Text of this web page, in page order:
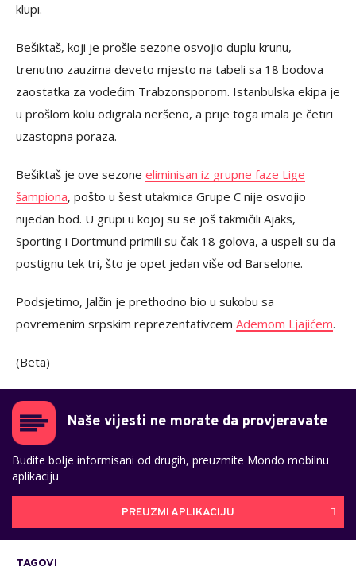
klupi.
Bešiktaš, koji je prošle sezone osvojio duplu krunu,
trenutno zauzima deveto mjesto na tabeli sa 18 bodova
zaostatka za vodećim Trabzonsporom. Istanbulska ekipa je
u prošlom kolu odigrala neršeno, a prije toga imala je četiri
uzastopna poraza.
Bešiktaš je ove sezone eliminisan iz grupne faze Lige
šampiona, pošto u šest utakmica Grupe C nije osvojio
nijedan bod. U grupi u kojoj su se još takmičili Ajaks,
Sporting i Dortmund primili su čak 18 golova, a uspeli su da
postignu tek tri, što je opet jedan više od Barselone.
Podsjetimo, Jalčin je prethodno bio u sukobu sa
povremenim srpskim reprezentativcem Ademom Ljajićem.
(Beta)
Naše vijesti ne morate da provjeravate
Budite bolje informisani od drugih, preuzmite Mondo mobilnu
aplikaciju
PREUZMI APLIKACIJU
TAGOVI